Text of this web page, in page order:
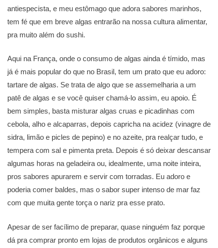
antiespecista, e meu estômago que adora sabores marinhos,
tem fé que em breve algas entrarão na nossa cultura alimentar,
pra muito além do sushi.
Aqui na França, onde o consumo de algas ainda é tímido, mas
já é mais popular do que no Brasil, tem um prato que eu adoro:
tartare de algas. Se trata de algo que se assemelharia a um
patê de algas e se você quiser chamá-lo assim, eu apoio. É
bem simples, basta misturar algas cruas e picadinhas com
cebola, alho e alcaparras, depois capricha na acidez (vinagre de
sidra, limão e picles de pepino) e no azeite, pra realçar tudo, e
tempera com sal e pimenta preta. Depois é só deixar descansar
algumas horas na geladeira ou, idealmente, uma noite inteira,
pros sabores apurarem e servir com torradas. Eu adoro e
poderia comer baldes, mas o sabor super intenso de mar faz
com que muita gente torça o nariz pra esse prato.
Apesar de ser facílimo de preparar, quase ninguém faz porque
dá pra comprar pronto em lojas de produtos orgânicos e alguns